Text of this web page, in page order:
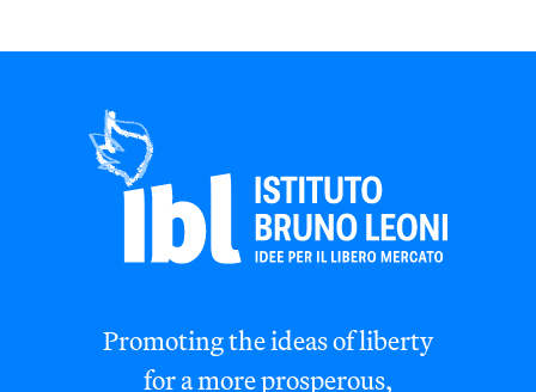
Promoting the ideas of liberty
for a more prosperous,